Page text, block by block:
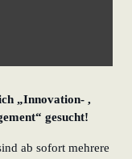
„Innovation- ,
gesucht!
ab sofort mehrere